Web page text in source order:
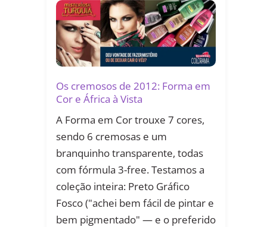
Os cremosos de 2012: Forma em
Cor e África à Vista
A Forma em Cor trouxe 7 cores,
sendo 6 cremosas e um
branquinho transparente, todas
com fórmula 3-free. Testamos a
coleção inteira: Preto Gráfico
Fosco ("achei bem fácil de pintar e
bem pigmentado" — e o preferido